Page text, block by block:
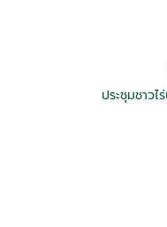
ประชุมชาวไ